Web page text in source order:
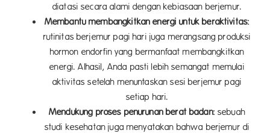
diatasi secara alami dengan kebiasaan berjemur.
Membantu membangkitkan energi untuk beraktivitas:
rutinitas berjemur pagi hari juga merangsang produksi
hormon endorfin yang bermanfaat membangkitkan
energi. Alhasil, Anda pasti lebih semangat memulai
aktivitas setelah menuntaskan sesi berjemur pagi
setiap hari.
Mendukung proses penurunan berat badan:sebuah
studi kesehatan juga menyatakan bahwa berjemur di